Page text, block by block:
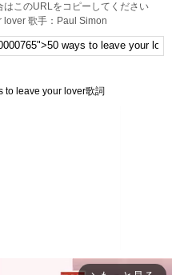
このURLをコピーしてください
lover 歌手：Paul Simon
to leave your lover歌詞